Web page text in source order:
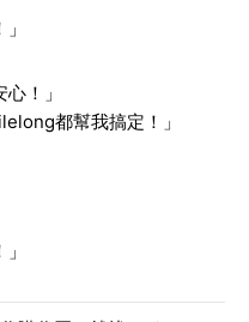
！」
都幫我搞定！」